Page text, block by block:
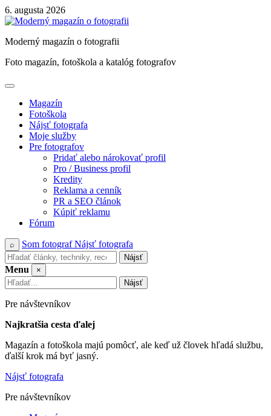
Skip
to
6. augusta 2026
Moderný magazín o fotografii
Foto magazín, fotoškola a katalóg fotografov
Magazín
Fotoškola
Nájsť fotografa
Moje služby
Pre fotografov
Pridať alebo nárokovať profil
Pro / Business profil
Kredity
Reklama a cenník
PR a SEO článok
Kúpiť reklamu
Fórum
⌕ Som fotografNájsť fotografa
Nájsť
Menu
×
Nájsť
Pre návštevníkov
Najkratšia cesta ďalej
Magazín a fotoškola majú pomôcť, ale keď už človek hľadá službu,
ďalší krok má byť jasný.
Nájsť fotografa
Pre návštevníkov